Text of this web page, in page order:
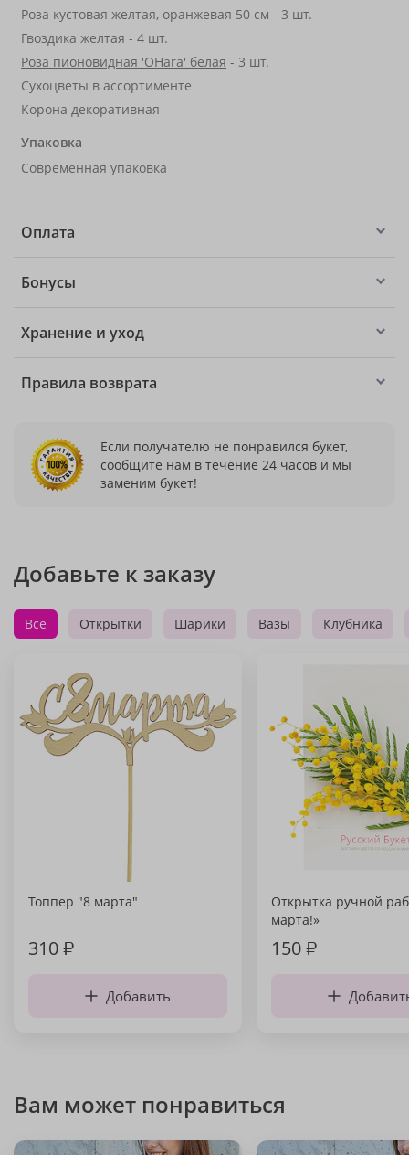
Роза кустовая желтая, оранжевая 50 см - 3 шт.
Гвоздика желтая - 4 шт.
Роза пионовидная 'OHara' белая - 3 шт.
Сухоцветы в ассортименте
Корона декоративная
Упаковка
Современная упаковка
Оплата
Бонусы
Хранение и уход
Правила возврата
Если получателю не понравился букет,
сообщите нам в течение 24 часов и мы
заменим букет!
Добавьте к заказу
Все Открытки Шарики Вазы Клубника
Топпер "8 марта"
310₽
Добавить
Открытка ручной
марта!»
150₽
Вам может понравиться